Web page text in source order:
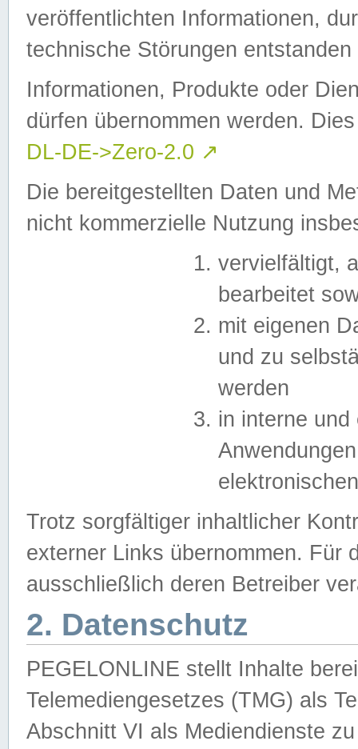
veröffentlichten Informationen,
technische Störungen
Informationen, Produkte oder
dürfen übernommen werden.
DL-DE->Zero-2.0 ↗
Die bereitgestellten Daten und
nicht kommerzielle Nutzung
vervielfältigt,
bearbeitet
mit eigenen
und zu
werden
in interne
Trotz sorgfältiger inhaltlicher
externer Links übernommen. Für
ausschließlich deren Betreiber
2. Datenschutz
PEGELONLINE stellt Inhalte
Telemediengesetzes (TMG) als
Abschnitt VI als Mediendienste